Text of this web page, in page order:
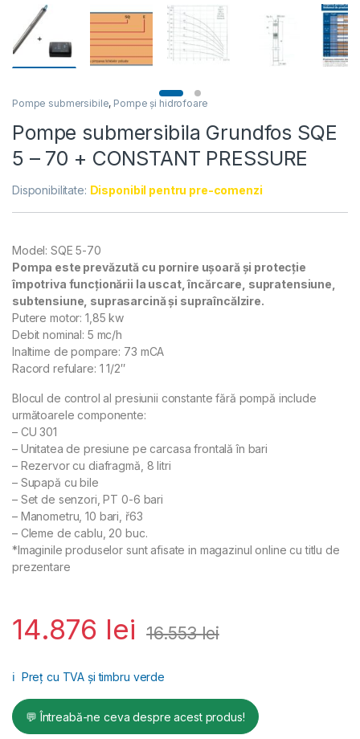
Pompe submersibile, Pompe și hidrofoare
Pompe submersibila Grundfos SQE
5 – 70 + CONSTANT PRESSURE
Disponibilitate: Disponibil pentru pre-comenzi
Model: SQE 5-70
Pompa este prevăzută cu pornire ușoară și protecție
împotriva funcționării la uscat, încărcare, supratensiune,
subtensiune, suprasarcină și supraîncălzire.
Putere motor: 1,85 kw
Debit nominal: 5 mc/h
Inaltime de pompare: 73 mCA
Racord refulare: 1 1/2″
Blocul de control al presiunii constante fără pompă include
următoarele componente:
– CU 301
– Unitatea de presiune pe carcasa frontală în bari
– Rezervor cu diafragmă, 8 litri
– Supapă cu bile
– Set de senzori, PT 0-6 bari
– Manometru, 10 bari, ř63
– Cleme de cablu, 20 buc.
*Imaginile produselor sunt afisate in magazinul online cu titlu de
prezentare
14.876 lei 16.553lei
ℹ️ Preț cu TVA și timbru verde
💬 Întreabă-ne ceva despre acest produs!